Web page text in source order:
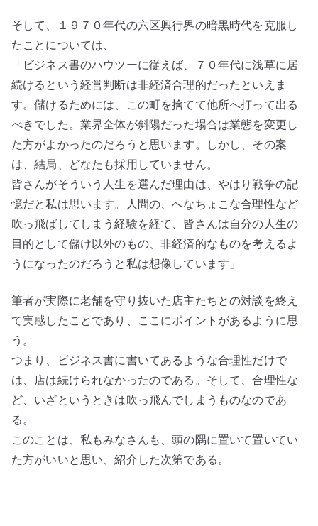
そして、１９７０年代の六区興行界の暗黒時代を克服し
たことについては、
「ビジネス書のハウツーに従えば、７０年代に浅草に居
続けるという経営判断は非経済合理的だったといえま
す。儲けるためには、この町を捨てて他所へ打って出る
べきでした。業界全体が斜陽だった場合は業態を変更し
た方がよかったのだろうと思います。しかし、その案
は、結局、どなたも採用していません。
皆さんがそういう人生を選んだ理由は、やはり戦争の記
憶だと私は思います。人間の、へなちょこな合理性など
吹っ飛ばしてしまう経験を経て、皆さんは自分の人生の
目的として儲け以外のもの、非経済的なものを考えるよ
うになったのだろうと私は想像しています」
筆者が実際に老舗を守り抜いた店主たちとの対談を終え
て実感したことであり、ここにポイントがあるように思
う。
つまり、ビジネス書に書いてあるような合理性だけで
は、店は続けられなかったのである。そして、合理性な
ど、いざというときは吹っ飛んでしまうものなのであ
る。
このことは、私もみなさんも、頭の隅に置いて置いてい
た方がいいと思い、紹介した次第である。